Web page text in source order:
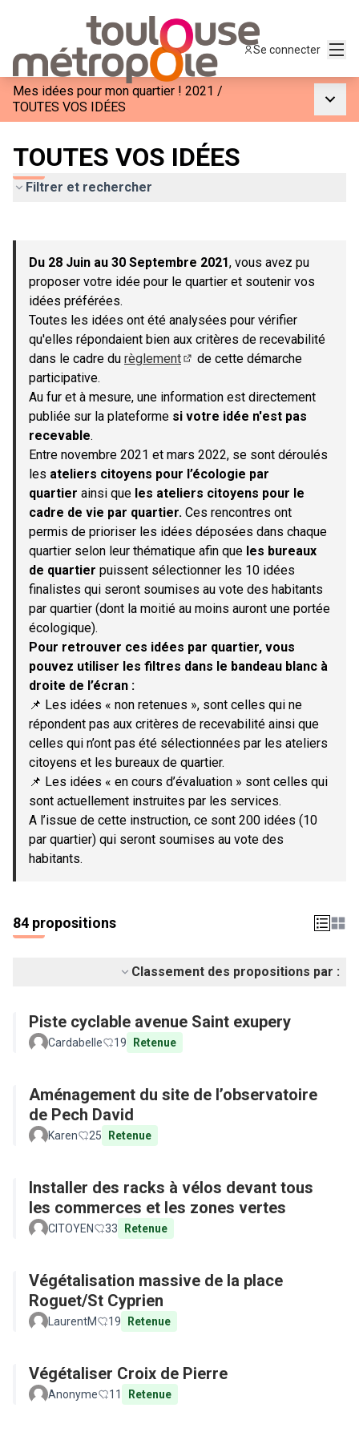
Se connecter
Mes idées pour mon quartier ! 2021 /
TOUTES VOS IDÉES
TOUTES VOS IDÉES
Filtrer et rechercher
−
Du 28 Juin au 30 Septembre 2021, vous avez pu
proposer votre idée pour le quartier et soutenir vos
idées préférées.
Toutes les idées ont été analysées pour vérifier
qu'elles répondaient bien aux critères de recevabilité
dans le cadre du règlement
de cette démarche
participative.
Au fur et à mesure, une information est directement
publiée sur la plateforme si votre idée n'est pas
recevable.
Entre novembre 2021 et mars 2022, se sont déroulés
les ateliers citoyens pour l’écologie par
quartier ainsi que les ateliers citoyens pour le
cadre de vie par quartier. Ces rencontres ont
permis de prioriser les idées déposées dans chaque
quartier selon leur thématique afin que les bureaux
de quartier puissent sélectionner les 10 idées
finalistes qui seront soumises au vote des habitants
par quartier (dont la moitié au moins auront une portée
écologique).
Pour retrouver ces idées par quartier, vous
pouvez utiliser les filtres dans le bandeau blanc à
droite de l’écran :
📌 Les idées « non retenues », sont celles qui ne
répondent pas aux critères de recevabilité ainsi que
celles qui n’ont pas été sélectionnées par les ateliers
citoyens et les bureaux de quartier.
📌 Les idées « en cours d’évaluation » sont celles qui
sont actuellement instruites par les services.
A l’issue de cette instruction, ce sont 200 idées (10
par quartier) qui seront soumises au vote des
habitants.
84 propositions
Classement des propositions par :
Piste cyclable avenue Saint exupery
Cardabelle 19 Retenue
Aménagement du site de l’observatoire
de Pech David
Karen 25 Retenue
Installer des racks à vélos devant tous
les commerces et les zones vertes
CITOYEN 33 Retenue
Végétalisation massive de la place
Roguet/St Cyprien
LaurentM 19 Retenue
Végétaliser Croix de Pierre
Anonyme 11 Retenue